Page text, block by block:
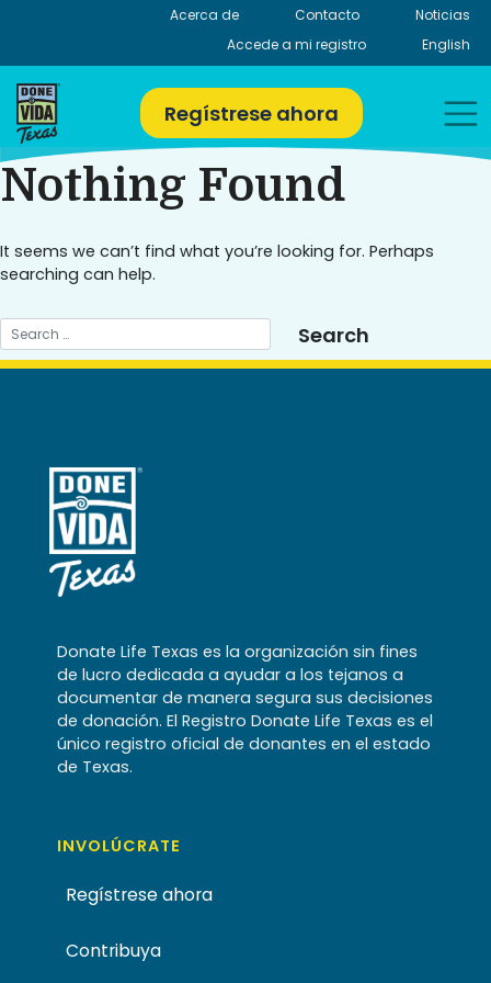
Acerca de Contacto
Noticias
Accede a mi registro
English
Regístrese ahora
Nothing Found
It seems we can’t find what you’re looking for. Perhaps
searching can help.
Donate Life Texas es la organización sin fines
de lucro dedicada a ayudar a los tejanos a
documentar de manera segura sus decisiones
de donación. El Registro Donate Life Texas es el
único registro oficial de donantes en el estado
de Texas.
INVOLÚCRATE
Regístrese ahora
Contribuya